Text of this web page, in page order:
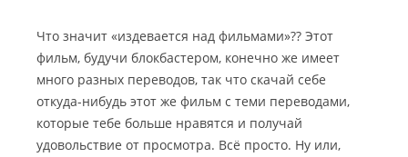
Что значит «издевается над фильмами»?? Этот
фильм, будучи блокбастером, конечно же имеет
много разных переводов, так что скачай себе
откуда-нибудь этот же фильм с теми переводами,
которые тебе больше нравятся и получай
удовольствие от просмотра. Всё просто. Ну или,